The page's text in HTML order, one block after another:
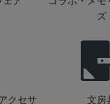
ズ
クセサ 文房